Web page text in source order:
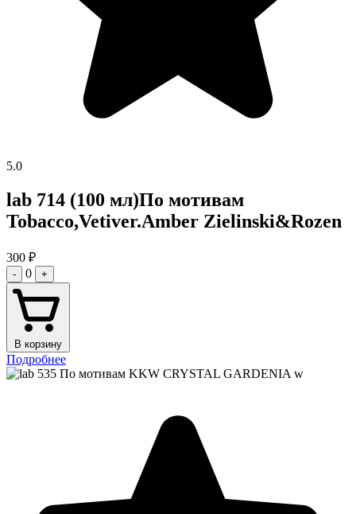
5.0
lab 714 (100 мл)По мотивам
Tobacco,Vetiver.Amber Zielinski&Rozen
300 ₽
- 0 +
В корзину
Подробнее